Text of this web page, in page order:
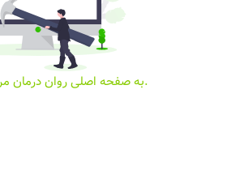
به صفحه اصلی روان درمان مراجعه کنید.